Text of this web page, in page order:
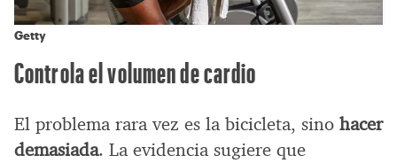
Getty
Controla el volumen de cardio
El problema rara vez es la bicicleta, sino hacer
demasiada. La evidencia sugiere que